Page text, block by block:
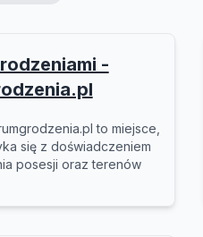
-
to miejsce,
się z doświadczeniem
posesji oraz terenów